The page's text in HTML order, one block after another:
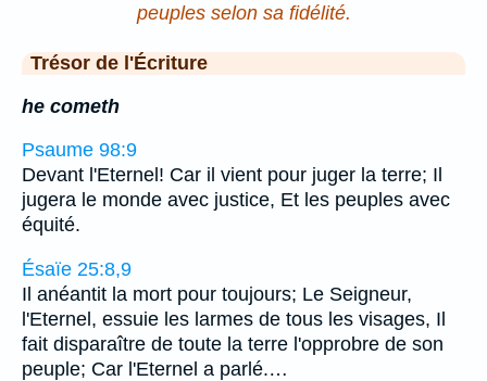
peuples selon sa fidélité.
Trésor de l'Écriture
he cometh
Psaume 98:9
Devant l'Eternel! Car il vient pour juger la terre; Il
jugera le monde avec justice, Et les peuples avec
équité.
Ésaïe 25:8,9
Il anéantit la mort pour toujours; Le Seigneur,
l'Eternel, essuie les larmes de tous les visages, Il
fait disparaître de toute la terre l'opprobre de son
peuple; Car l'Eternel a parlé.…